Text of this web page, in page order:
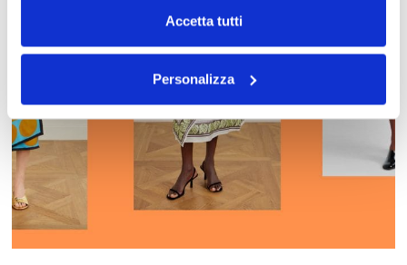
Accetta tutti
Personalizza